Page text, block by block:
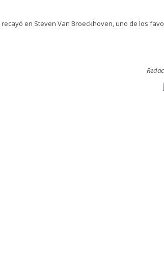
en Steven Van Broeckhoven, uno de los